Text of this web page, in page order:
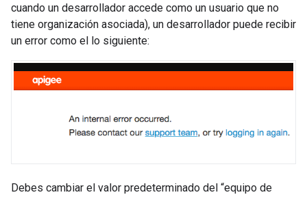
cuando un desarrollador accede como un usuario que no
tiene organización asociada), un desarrollador puede recibir
un error como el lo siguiente:
Debes cambiar el valor predeterminado del “equipo de